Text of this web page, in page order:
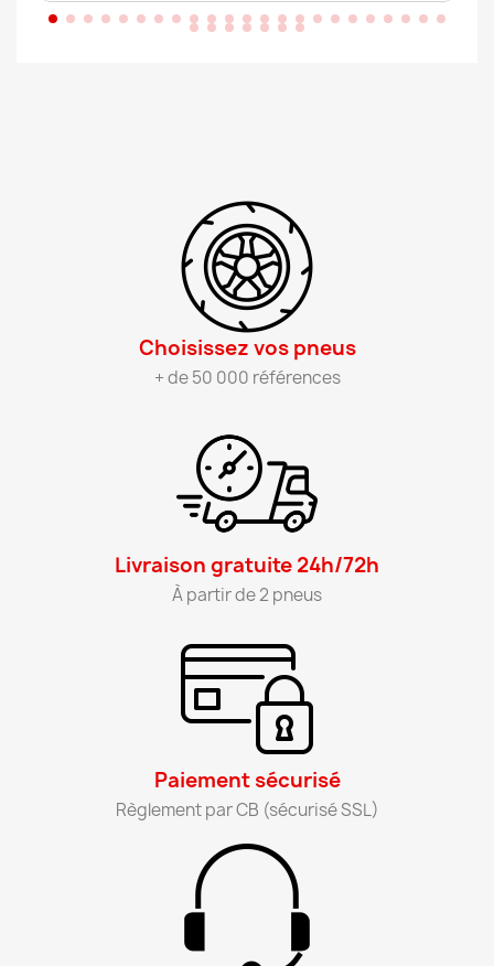
Choisissez vos pneus​
+ de 50 000 références
Livraison gratuite 24h/72h​
À partir de 2 pneus​
Paiement sécurisé​
Règlement par CB (sécurisé SSL)​